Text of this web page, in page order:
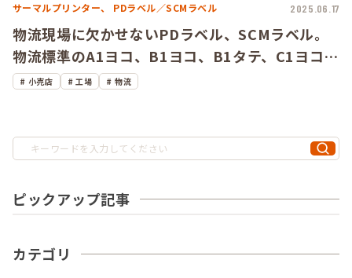
サーマルプリンター、 PDラベル／SCMラベル 2025.06.17
物流現場に欠かせないPDラベル、SCMラベル。
物流標準のA1ヨコ、B1ヨコ、B1タテ、C1ヨコ、
C1タテの5サイズ、強粘、弱粘の10アイテムをラ
小売店 工場 物流
ピックアップ記事
カテゴリ